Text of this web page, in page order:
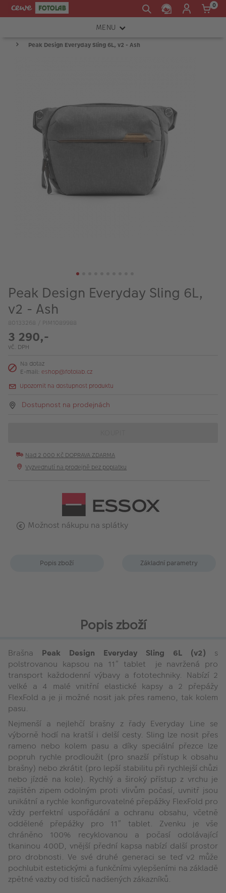
0
MENU
FOTOAPARÁTY
INSTAX™
TISKÁRNY A SKENERY
FOTOBRAŠNY
PŘÍSLUŠENSTVÍ
RÁMEČKY
Fotoprodukty
Peak Design Everyday Sling 6L, v2 - Ash
Peak Design Everyday Sling 6L,
v2 - Ash
80133268 / PIM1089988
3 290,-
vč. DPH
Na dotaz
E-mail: eshop@fotolab.cz
Upozornit na dostupnost produktu
Dostupnost na prodejnách
Nad 2 000 Kč DOPRAVA ZDARMA
Vyzvednutí na prodejně bez poplatku
Možnost nákupu na splátky
Popis zboží Základní parametry
Popis zboží
Brašna Peak Design Everyday Sling 6L (v2) s
polstrovanou kapsou na 11” tablet je navržená pro
transport každodenní výbavy a fototechniky. Nabízí 2
velké a 4 malé vnitřní elastické kapsy a 2 přepážy
FlexFold a je ji možné nosit jak přes rameno, tak kolem
pasu.
Nejmenší a nejlehčí brašny z řady Everyday Line se
výborně hodí na kratší i delší cesty. Sling lze nosit přes
rameno nebo kolem pasu a díky speciální přezce lze
popruh rychle prodloužit (pro snazší přístup k obsahu
brašny) nebo zkrátit (pro lepší stabilitu při rychlejší chůzi
nebo jízdě na kole). Rychlý a široký přístup z vrchu je
zajištěn zipem odolným proti vlivům počasí, uvnitř jsou
unikátní a rychle konfigurovatelné přepážky FlexFold pro
vždy perfektní uspořádání a ochranu obsahu, včetně
oddělené přepážky pro 11” tablet. Zvenku je vše
chráněno 100% recyklovanou a počasí odolávající
tkaninou 400D, vnější přední kapsa nabízí další prostor
pro drobnosti. Ve své druhé generaci se teď v2 může
pochlubit estetickými a funkčními vylepšeními na základě
zpětné vazby od tisíců nadšených zákazníků.